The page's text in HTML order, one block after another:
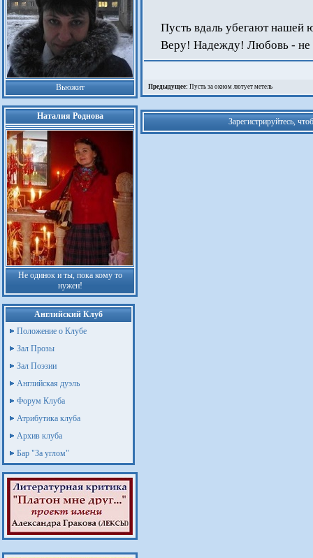
Вьюжит
Наталия Роднова
Не одинок и ты, пока кому то
нужен!
Английский Клуб
Положение о Клубе
Зал Прозы
Зал Поэзии
Английская дуэль
Форум Клуба
Атрибутика клуба
Архив клуба
Бар "За углом"
Пусть вдаль убегают нашей
Веру! Надежду! Любовь -
Предыдущее: Пусть за окном лютует метель
Зарегистрируйтесь,